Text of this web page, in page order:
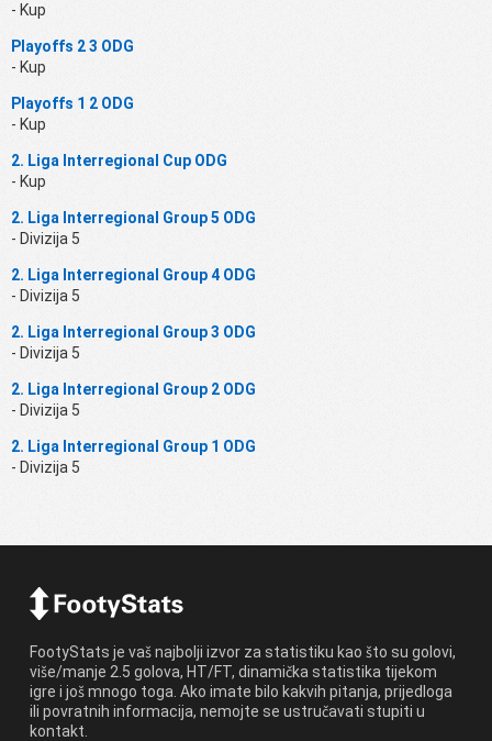
- Kup
Playoffs 2 3 ODG
- Kup
Playoffs 1 2 ODG
- Kup
2. Liga Interregional Cup ODG
- Kup
2. Liga Interregional Group 5 ODG
- Divizija 5
2. Liga Interregional Group 4 ODG
- Divizija 5
2. Liga Interregional Group 3 ODG
- Divizija 5
2. Liga Interregional Group 2 ODG
- Divizija 5
2. Liga Interregional Group 1 ODG
- Divizija 5
FootyStats je vaš najbolji izvor za statistiku kao što su golovi,
više/manje 2.5 golova, HT/FT, dinamička statistika tijekom
igre i još mnogo toga. Ako imate bilo kakvih pitanja, prijedloga
ili povratnih informacija, nemojte se ustručavati stupiti u
kontakt.